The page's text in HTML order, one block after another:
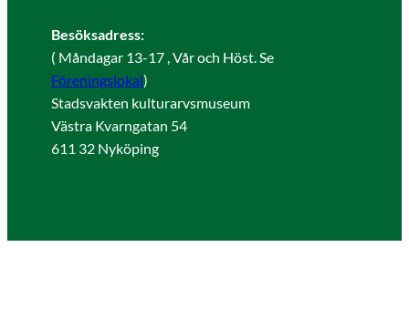
Besöksadress:
( Måndagar 13-17 , Vår och Höst. Se
Föreningslokal)
Stadsvakten kulturarvsmuseum
Västra Kvarngatan 54
611 32 Nyköping